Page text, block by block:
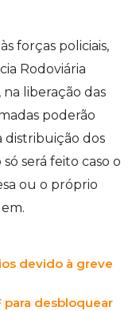
forças policiais,
Rodoviária
na liberação das
poderão
distribuição dos
será feito caso o
ou o próprio
devido à greve
para desbloquear